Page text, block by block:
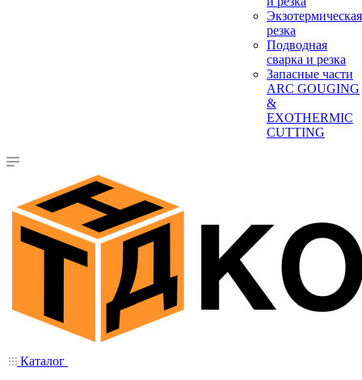
Экзотермическая
резка
Подводная
сварка и резка
Запасные части
ARC GOUGING
&
EXOTHERMIC
CUTTING
Каталог